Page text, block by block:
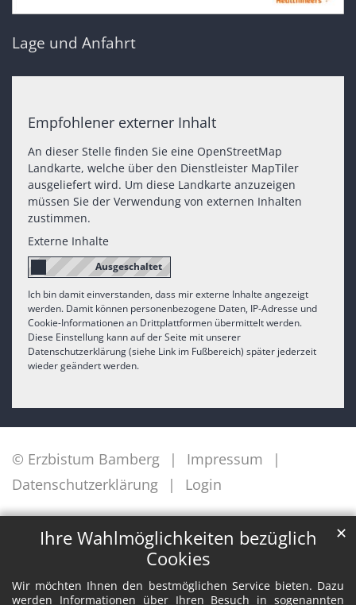
Ihre Wahlmöglichkeiten bezüglich
Cookies
Wir möchten Ihnen den bestmöglichen Service bieten. Dazu
werden Informationen über Ihren Besuch in sogenannten
✕
Lage und Anfahrt
Empfohlener externer Inhalt
An dieser Stelle finden Sie eine OpenStreetMap
Landkarte, welche über den Dienstleister MapTiler
ausgeliefert wird. Um diese Landkarte anzuzeigen
müssen Sie der Verwendung von externen Inhalten
zustimmen.
Externe Inhalte
Ich bin damit einverstanden, dass mir externe Inhalte angezeigt
werden. Damit können personenbezogene Daten, IP-Adresse und
Cookie-Informationen an Drittplattformen übermittelt werden.
Diese Einstellung kann auf der Seite mit unserer
Datenschutzerklärung (siehe Link im Fußbereich) später jederzeit
wieder geändert werden.
© Erzbistum Bamberg
Impressum
Datenschutzerklärung
Login